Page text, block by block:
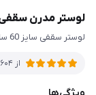
لوستر مدرن سقفی
لوستر سقفی سایز 60 سانتی متر نقره ای
از 604 نظر